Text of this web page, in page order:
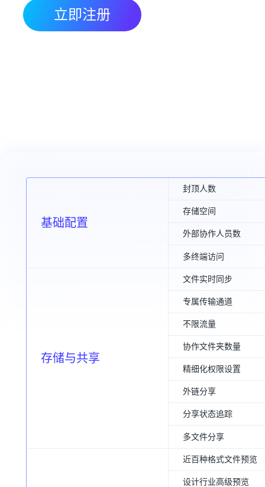
立即注册
基础配置
封顶人数
存储空间
外部协作人员数
多终端访问
存储与共享
文件实时同步
专属传输通道
不限流量
协作文件夹数量
精细化权限设置
外链分享
分享状态追踪
多文件分享
近百种格式文件预览
设计行业高级预览